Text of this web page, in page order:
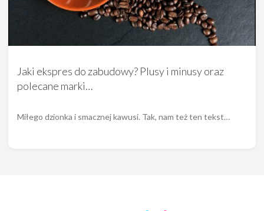
Jaki ekspres do zabudowy? Plusy i minusy oraz
polecane marki…
Miłego dzionka i smacznej kawusi. Tak, nam też ten tekst…